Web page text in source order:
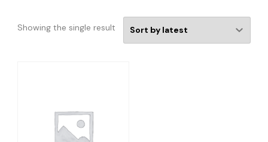
Showing the single result